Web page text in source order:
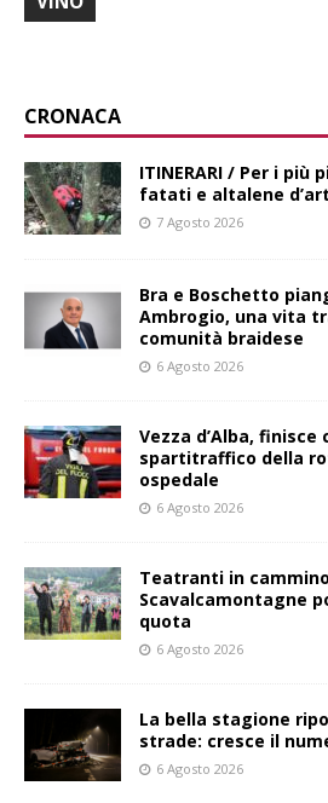
CRONACA
ITINERARI / Per i più
fatati e altalene
7 Agosto 2026
Bra e Boschetto
Ambrogio, una vita
comunità braidese
6 Agosto 2026
Vezza d’Alba, finisce
spartitraffico della
ospedale
6 Agosto 2026
Teatranti in
Scavalcamontagne
quota
6 Agosto 2026
La bella stagione
strade: cresce il
6 Agosto 2026